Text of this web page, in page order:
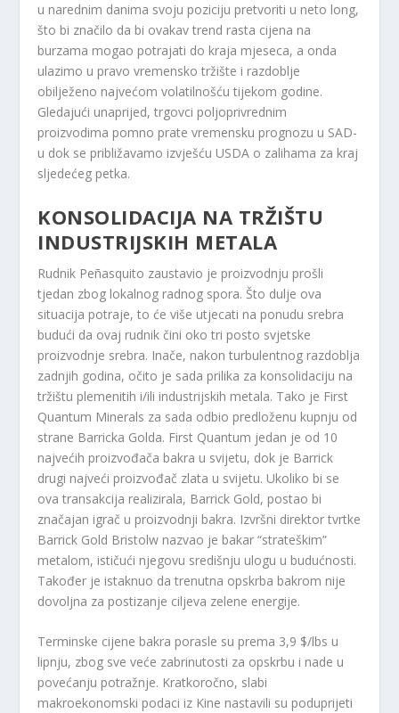
u narednim danima svoju poziciju pretvoriti u neto long,
što bi značilo da bi ovakav trend rasta cijena na
burzama mogao potrajati do kraja mjeseca, a onda
ulazimo u pravo vremensko tržište i razdoblje
obilježeno najvećom volatilnošću tijekom godine.
Gledajući unaprijed, trgovci poljoprivrednim
proizvodima pomno prate vremensku prognozu u SAD-
u dok se približavamo izvješću USDA o zalihama za kraj
sljedećeg petka.
KONSOLIDACIJA NA TRŽIŠTU
INDUSTRIJSKIH METALA
Rudnik Peñasquito zaustavio je proizvodnju prošli
tjedan zbog lokalnog radnog spora. Što dulje ova
situacija potraje, to će više utjecati na ponudu srebra
budući da ovaj rudnik čini oko tri posto svjetske
proizvodnje srebra. Inače, nakon turbulentnog razdoblja
zadnjih godina, očito je sada prilika za konsolidaciju na
tržištu plemenitih i/ili industrijskih metala. Tako je First
Quantum Minerals za sada odbio predloženu kupnju od
strane Barricka Golda. First Quantum jedan je od 10
najvećih proizvođača bakra u svijetu, dok je Barrick
drugi najveći proizvođač zlata u svijetu. Ukoliko bi se
ova transakcija realizirala, Barrick Gold, postao bi
značajan igrač u proizvodnji bakra. Izvršni direktor tvrtke
Barrick Gold Bristolw nazvao je bakar “strateškim”
metalom, ističući njegovu središnju ulogu u budućnosti.
Također je istaknuo da trenutna opskrba bakrom nije
dovoljna za postizanje ciljeva zelene energije.
Terminske cijene bakra porasle su prema 3,9 $/lbs u
lipnju, zbog sve veće zabrinutosti za opskrbu i nade u
povećanju potražnje. Kratkoročno, slabi
makroekonomski podaci iz Kine nastavili su poduprijeti